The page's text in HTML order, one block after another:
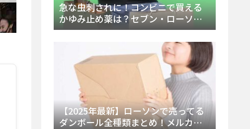
急な虫刺されに！コンビニで買える
かゆみ止め薬は？セブン・ローソ
ン・ファミマの販売状況と定番商品
【2025年最新】ローソンで売ってる
ダンボール全種類まとめ！メルカリ